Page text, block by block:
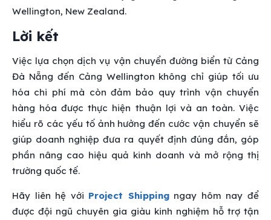
Wellington, New Zealand.
Lời kết
Việc lựa chọn dịch vụ vận chuyển đường biển từ Cảng
Đà Nẵng đến Cảng Wellington không chỉ giúp tối ưu
hóa chi phí mà còn đảm bảo quy trình vận chuyển
hàng hóa được thực hiện thuận lợi và an toàn. Việc
hiểu rõ các yếu tố ảnh hưởng đến cước vận chuyển sẽ
giúp doanh nghiệp đưa ra quyết định đúng đắn, góp
phần nâng cao hiệu quả kinh doanh và mở rộng thị
trường quốc tế.
Hãy liên hệ với Project Shippingngay hôm nay để
được đội ngũ chuyên gia giàu kinh nghiệm hỗ trợ tận